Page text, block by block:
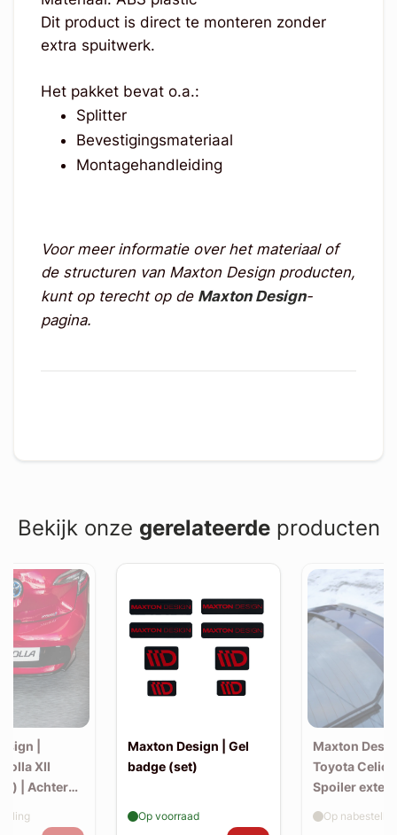
Dit product is direct te monteren zonder
extra spuitwerk.
Het pakket bevat o.a.:
Splitter
Bevestigingsmateriaal
Montagehandleiding
Voor meer informatie over het materiaal of
de structuren van Maxton Design producten,
kunt op terecht op de Maxton Design-
pagina.
Bekijk onze gerelateerdeproducten
|
XII
| Achter
Maxton Design | Gel
badge (set)
Op voorraad
Maxton
Toyota
Spoiler
Op